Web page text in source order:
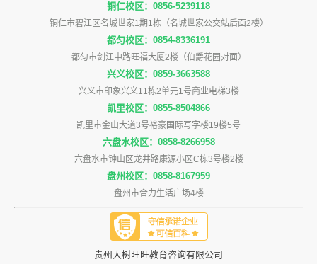
铜仁校区：0856-5239118
铜仁市碧江区名城世家1期1栋（名城世家公交站后面2楼）
都匀校区：0854-8336191
都匀市剑江中路旺福大厦2楼（伯爵花园对面）
兴义校区：0859-3663588
兴义市印象兴义11栋2单元1号商业电梯3楼
凯里校区：0855-8504866
凯里市金山大道3号裕豪国际写字楼19楼5号
六盘水校区：0858-8266958
六盘水市钟山区龙井路康源小区C栋3号楼2楼
盘州校区：0858-8167959
盘州市合力生活广场4楼
贵州大树旺旺教育咨询有限公司